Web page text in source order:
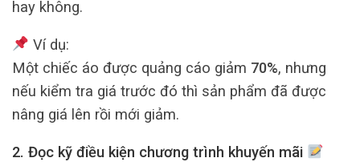
hay không.
Ví dụ:
Một chiếc áo được quảng cáo giảm 70%, nhưng
nếu kiểm tra giá trước đó thì sản phẩm đã được
nâng giá lên rồi mới giảm.
2. Đọc kỹ điều kiện chương trình khuyến mãi